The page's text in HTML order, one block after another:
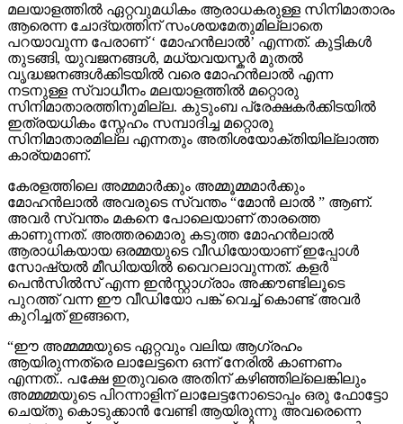
മലയാളത്തിൽ ഏറ്റവുമധികം ആരാധകരുള്ള സിനിമാതാരം
ആരെന്ന ചോദ്യത്തിന് സംശയമേതുമില്ലാതെ
പറയാവുന്ന പേരാണ് ‘ മോഹൻലാൽ’ എന്നത്. കുട്ടികൾ
തുടങ്ങി, യുവജനങ്ങൾ, മധ്യവയസ്കർ മുതൽ
വൃദ്ധജനങ്ങൾക്കിടയിൽ വരെ മോഹൻലാൽ എന്ന
നടനുള്ള സ്വാധീനം മലയാളത്തിൽ മറ്റൊരു
സിനിമാതാരത്തിനുമില്ല. കുടുംബ പ്രേക്ഷകർക്കിടയിൽ
ഇത്രയധികം സ്നേഹം സമ്പാദിച്ച മറ്റൊരു
സിനിമാതാരമില്ല എന്നതും അതിശയോക്തിയില്ലാത്ത
കാര്യമാണ്.
കേരളത്തിലെ അമ്മമാർക്കും അമ്മൂമ്മമാർക്കും
മോഹൻലാൽ അവരുടെ സ്വന്തം “മോൻ ലാൽ ” ആണ്.
അവർ സ്വന്തം മകനെ പോലെയാണ് താരത്തെ
കാണുന്നത്. അത്തരമൊരു കടുത്ത മോഹൻലാൽ
ആരാധികയായ ഒരമ്മയുടെ വീഡിയോയാണ് ഇപ്പോൾ
സോഷ്യൽ മീഡിയയിൽ വൈറലാവുന്നത്. കളർ
പെൻസിൽസ് എന്ന ഇൻസ്റ്റാഗ്രാം അക്കൗണ്ടിലൂടെ
പുറത്ത് വന്ന ഈ വീഡിയോ പങ്ക് വെച്ച് കൊണ്ട് അവർ
കുറിച്ചത് ഇങ്ങനെ,
“ഈ അമ്മമ്മയുടെ ഏറ്റവും വലിയ ആഗ്രഹം
ആയിരുന്നത്രെ ലാലേട്ടനെ ഒന്ന് നേരിൽ കാണണം
എന്നത്.. പക്ഷേ ഇതുവരെ അതിന് കഴിഞ്ഞില്ലെങ്കിലും
അമ്മമ്മയുടെ പിറന്നാളിന് ലാലേട്ടനോടൊപ്പം ഒരു ഫോട്ടോ
ചെയ്തു കൊടുക്കാൻ വേണ്ടി ആയിരുന്നു അവരെന്നെ